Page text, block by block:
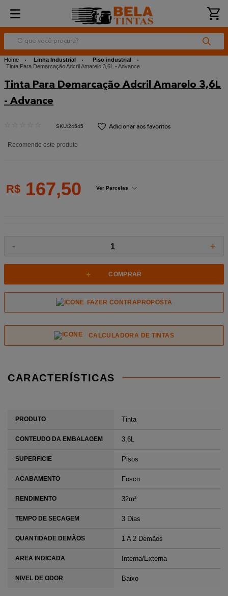
O que você procura?
Linha Industrial
Piso industrial
Tinta Para Demarcação Adcril Amarelo 3,6L - Advance
Tinta Para Demarcação Adcril Amarelo 3,6L
- Advance
:24545
Recomende este produto
R$ 167,50 Ver Parcelas
- 1 +
+ COMPRAR
FAZER CONTRAPROPOSTA
CALCULADORA DE TINTAS
CARACTERÍSTICAS
PRODUTO Tinta
CONTEUDO DA EMBALAGEM 3,6L
SUPERFICIE Pisos
ACABAMENTO Fosco
RENDIMENTO 32m²
TEMPO DE SECAGEM 3 Dias
QUANTIDADE DEMÃOS 1 A 2 Demãos
AREA INDICADA Interna/Externa
NIVEL DE ODOR Baixo